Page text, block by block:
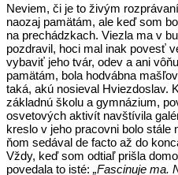
Neviem, či je to živým
naozaj pamätám, ale keď som
na prechádzkach. Viezla ma v
pozdravil, hoci mal inak povesť
vybaviť jeho tvár, odev a ani
pamätám, bola hodvábna
taká, akú nosieval Hviezdoslav.
základnú školu a gymnázium,
osvetových aktivít navštívila
kreslo v jeho pracovni bolo
ňom sedával de facto až do
Vždy, keď som odtiaľ prišla
povedala to isté: „Fascinuje ma.